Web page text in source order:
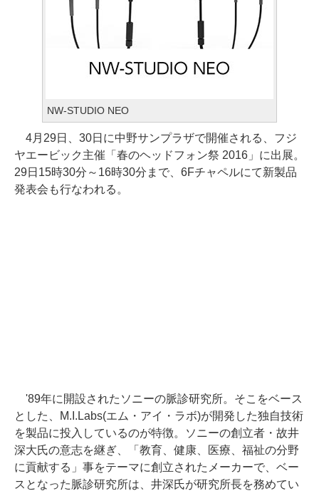
NW-STUDIO NEO
4月29日、30日に中野サンプラザで開催される、フジ
ヤエービック主催「春のヘッドフォン祭 2016」に出展。
29日15時30分～16時30分まで、6Fチャペルにて新製品
発表会も行なわれる。
'89年に開設されたソニーの脈診研究所。そこをベース
とした、M.I.Labs(エム・アイ・ラボ)が開発した独自技術
を製品に投入しているのが特徴。ソニーの創立者・故井
深大氏の意志を継ぎ、「教育、健康、医療、福祉の分野
に貢献する」事をテーマに創立されたメーカーで、ベー
スとなった脈診研究所は、井深氏が研究所長を務めてい